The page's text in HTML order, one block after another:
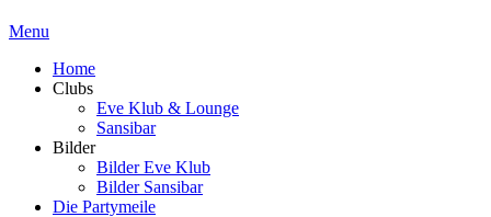
Menu
Home
Clubs
Eve Klub & Lounge
Sansibar
Bilder
Bilder Eve Klub
Bilder Sansibar
Die Partymeile